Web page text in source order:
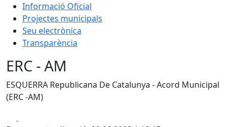
Informació Oficial
Projectes municipals
Seu electrònica
Transparència
ERC - AM
ESQUERRA Republicana De Catalunya - Acord Municipal
(ERC -AM)